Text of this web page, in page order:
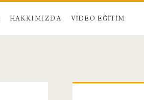
HAKKIMIZDA VIDEO EĞITIM